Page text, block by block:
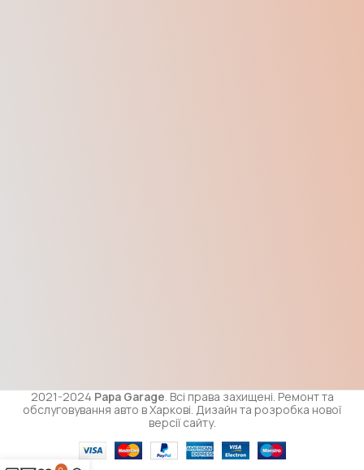
2021-2024 Papa Garage. Всі права захищені. Ремонт та
обслуговування авто в Харкові. Дизайн та розробка нової
версії сайту.